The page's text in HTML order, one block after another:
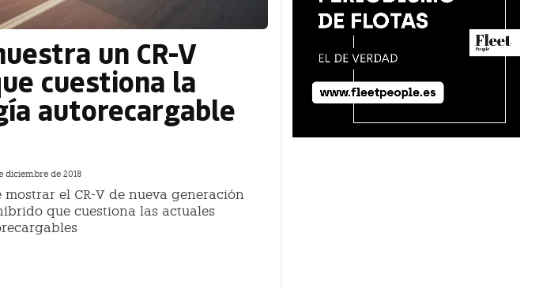
un CR-V
cuestiona la
autorecargable
diciembre de 2018
el CR-V de nueva generación
que cuestiona las actuales